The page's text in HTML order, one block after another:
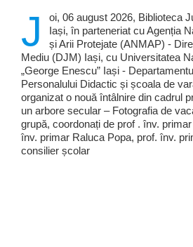
J
oi, 06 august 2026, Biblioteca
Iași, în parteneriat cu Agenția
și Arii Protejate (ANMAP) -
Mediu (DJM) Iași, cu Universitatea
„George Enescu” Iași -
Personalului Didactic și școala de
organizat o nouă întâlnire din cadrul
un arbore secular – Fotografia de
grupă, coordonați de prof . înv.
înv. primar Raluca Popa, prof. înv.
consilier școlar